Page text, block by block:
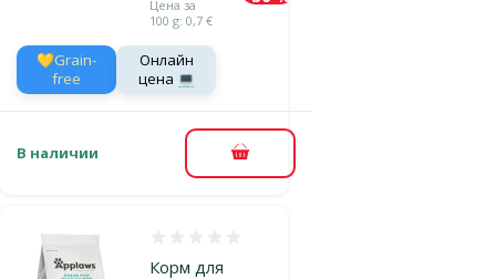
Цена за
100 g: 0,7 €
💛Grain-
free
Онлайн
цена 💻
В наличии В корзину
Корм для